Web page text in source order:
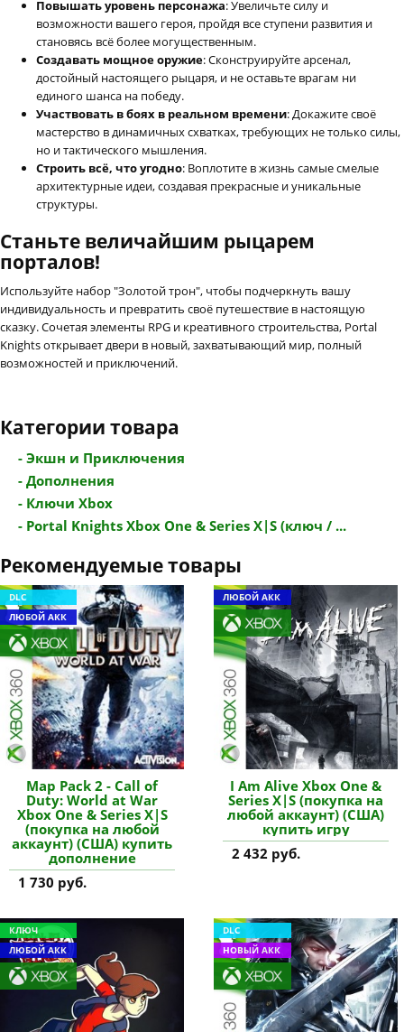
Повышать уровень персонажа: Увеличьте силу и
возможности вашего героя, пройдя все ступени развития и
становясь всё более могущественным.
Создавать мощное оружие: Сконструируйте арсенал,
достойный настоящего рыцаря, и не оставьте врагам ни
единого шанса на победу.
Участвовать в боях в реальном времени: Докажите своё
мастерство в динамичных схватках, требующих не только силы,
но и тактического мышления.
Строить всё, что угодно: Воплотите в жизнь самые смелые
архитектурные идеи, создавая прекрасные и уникальные
структуры.
Станьте величайшим рыцарем
порталов!
Используйте набор "Золотой трон", чтобы подчеркнуть вашу
индивидуальность и превратить своё путешествие в настоящую
сказку. Сочетая элементы RPG и креативного строительства, Portal
Knights открывает двери в новый, захватывающий мир, полный
возможностей и приключений.
Категории товара
- Экшн и Приключения
- Дополнения
- Ключи Xbox
- Portal Knights Xbox One & Series X|S (ключ / ...
Рекомендуемые товары
DLC
ЛЮБОЙ АКК
Map Pack 2 - Call of
Duty: World at War
Xbox One & Series X|S
(покупка на любой
аккаунт) (США) купить
дополнение
1 730 руб.
ЛЮБОЙ АКК
I Am Alive Xbox One &
Series X|S (покупка на
любой аккаунт) (США)
купить игру
2 432 руб.
КЛЮЧ
ЛЮБОЙ АКК
DLC
НОВЫЙ АКК